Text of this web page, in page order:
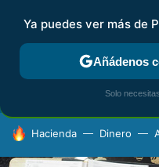
FISCALIDAD Y
HOY SE HABLA DE
Hacienda Dinero
Ya puedes ver más de
Añádenos
Solo